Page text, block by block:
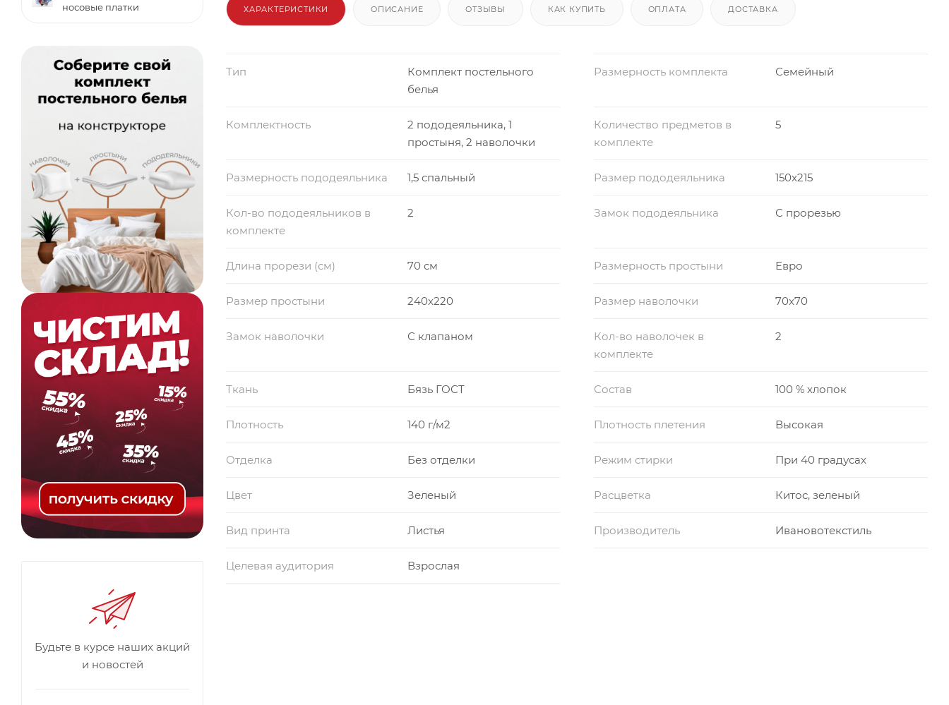
ХАРАКТЕРИСТИКИ ОПИСАНИЕ ОТЗЫВЫ КАК КУПИТЬ ОПЛАТА ДОСТАВКА
Тип
Комплект постельного
белья
Размерность комплекта Семейный
Комплектность
2 пододеяльника, 1
простыня, 2 наволочки
Количество предметов в
комплекте
5
Размерность пододеяльника 1,5 спальный Размер пододеяльника 150x215
Кол-во пододеяльников в
комплекте
2 Замок пододеяльника С прорезью
Длина прорези (см) 70 см Размерность простыни Евро
Размер простыни 240x220 Размер наволочки 70x70
Замок наволочки С клапаном
Кол-во наволочек в
комплекте
2
Ткань Бязь ГОСТ Состав 100 % хлопок
Плотность 140 г/м2 Плотность плетения Высокая
Отделка Без отделки Режим стирки При 40 градусах
Цвет Зеленый Расцветка Китос, зеленый
Вид принта Листья Производитель Ивановотекстиль
Целевая аудитория Взрослая
носовые платки
Будьте в курсе наших акций
и новостей